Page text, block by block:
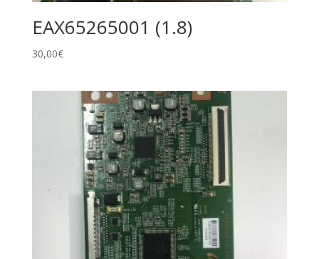
EAX65265001 (1.8)
30,00€